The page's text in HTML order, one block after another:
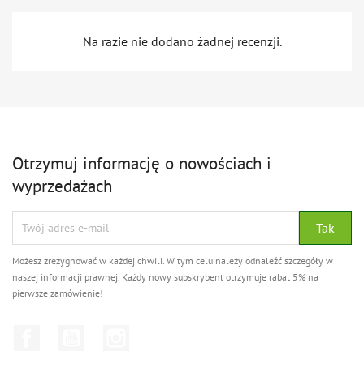
Na razie nie dodano żadnej recenzji.
Otrzymuj informację o nowościach i
wyprzedażach
Możesz zrezygnować w każdej chwili. W tym celu należy odnaleźć szczegóły w
naszej informacji prawnej. Każdy nowy subskrybent otrzymuje rabat 5% na
pierwsze zamówienie!